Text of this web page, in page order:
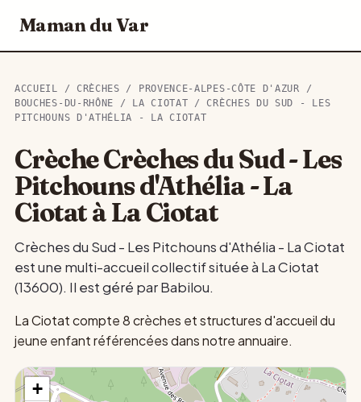
Maman du Var
ACCUEIL / CRÈCHES / PROVENCE-ALPES-CÔTE D'AZUR /
BOUCHES-DU-RHÔNE / LA CIOTAT / CRÈCHES DU SUD - LES
PITCHOUNS D'ATHÉLIA - LA CIOTAT
Crèche Crèches du Sud - Les
Pitchouns d'Athélia - La
Ciotat à La Ciotat
Crèches du Sud - Les Pitchouns d'Athélia - La Ciotat
est une multi-accueil collectif située à La Ciotat
(13600). Il est géré par Babilou.
La Ciotat compte 8 crèches et structures d'accueil du
jeune enfant référencées dans notre annuaire.
+